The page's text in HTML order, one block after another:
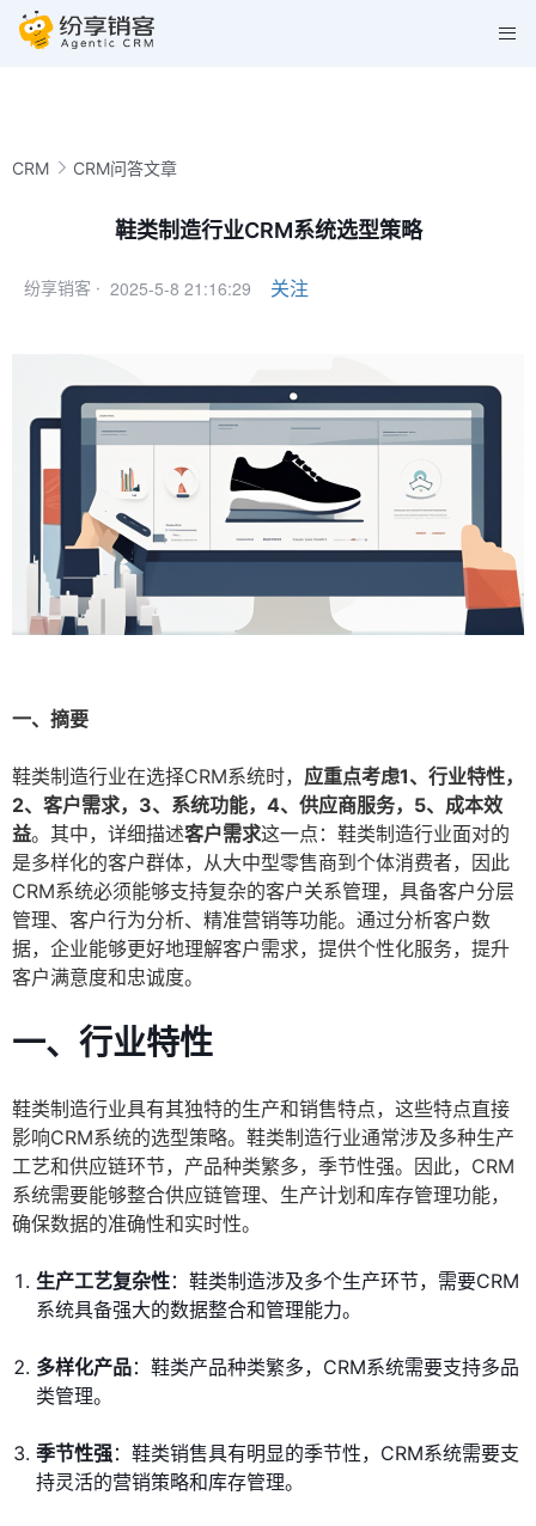
CRM CRM问答文章
鞋类制造行业CRM系统选型策略
纷享销客 · 2025-5-8 21:16:29 关注
一、摘要
鞋类制造行业在选择CRM系统时， 应重点考虑1、行业特性，
2、客户需求，3、系统功能，4、供应商服务，5、成本效
益。其中，详细描述客户需求这一点：鞋类制造行业面对的
是多样化的客户群体，从大中型零售商到个体消费者，因此
CRM系统必须能够支持复杂的客户关系管理，具备客户分层
管理、客户行为分析、精准营销等功能。通过分析客户数
据，企业能够更好地理解客户需求，提供个性化服务，提升
客户满意度和忠诚度。
一、行业特性
鞋类制造行业具有其独特的生产和销售特点，这些特点直接
影响CRM系统的选型策略。鞋类制造行业通常涉及多种生产
工艺和供应链环节，产品种类繁多，季节性强。因此，CRM
系统需要能够整合供应链管理、生产计划和库存管理功能，
确保数据的准确性和实时性。
生产工艺复杂性：鞋类制造涉及多个生产环节，需要CRM
系统具备强大的数据整合和管理能力。
多样化产品：鞋类产品种类繁多，CRM系统需要支持多品
类管理。
季节性强：鞋类销售具有明显的季节性，CRM系统需要支
持灵活的营销策略和库存管理。